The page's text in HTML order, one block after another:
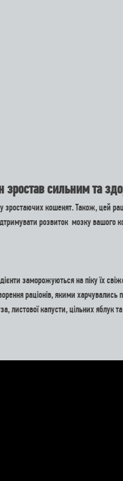
зростав сильним та
кошенят. Також, цей
розвиток мозку
заморожуються на піку їх
раціонів, якими харчувались
листової капусти, цільних яблук